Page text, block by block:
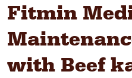
Fitmin
with Beef